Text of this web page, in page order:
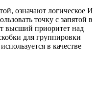
означают логическое И
точку с запятой в
высший приоритет над
для группировки
в качестве